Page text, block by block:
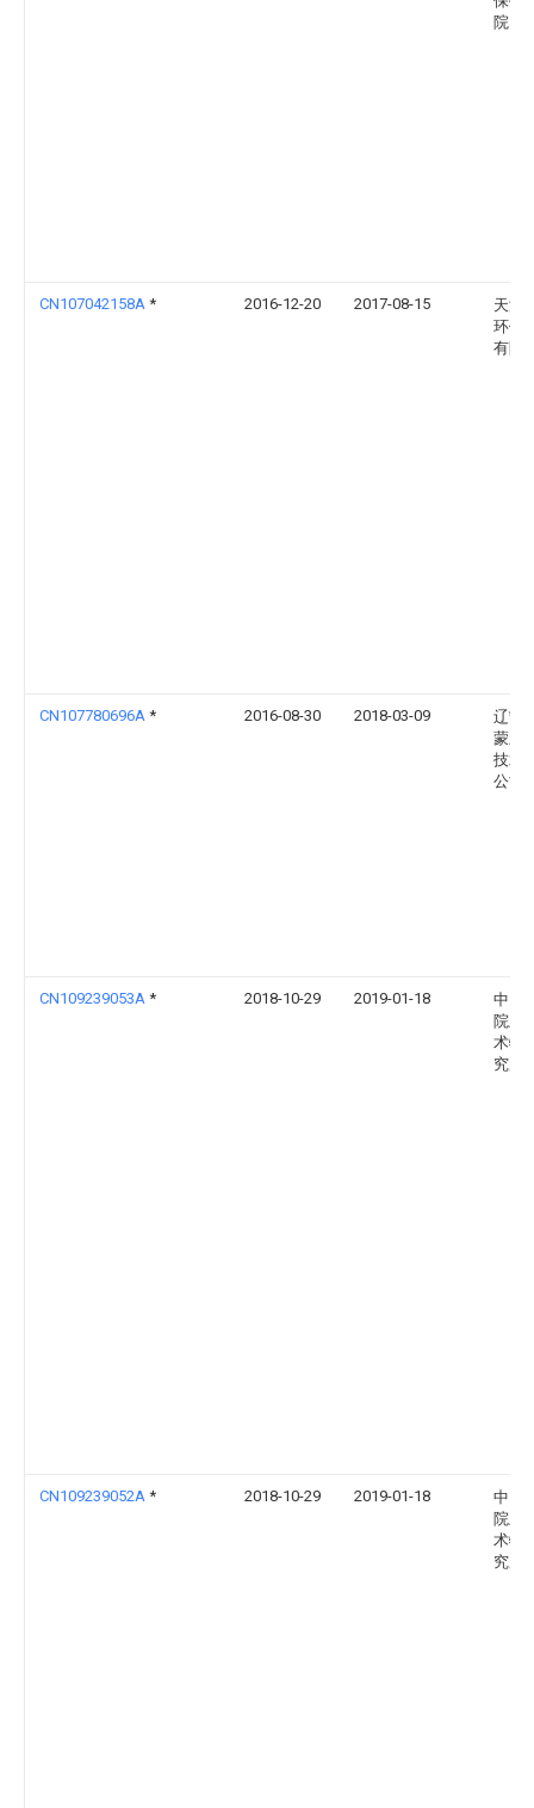
院
CN107042158A * 2016-12-20 2017-08-15
天津
环保
有限
CN107780696A * 2016-08-30 2018-03-09
辽宁
蒙新
技术
公司
CN109239053A * 2018-10-29 2019-01-18
中国
院上
术物
究所
CN109239052A * 2018-10-29 2019-01-18
中国
院上
术物
究所